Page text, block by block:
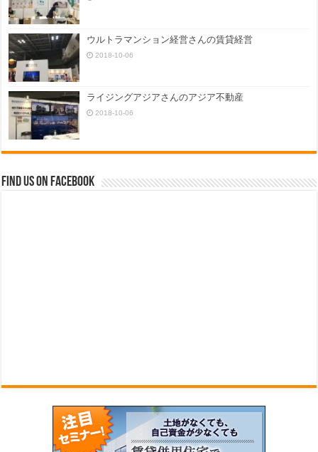
ウルトラマンション経営さんの賃貸経営
2018-10-06
ライジングアジアさんのアジア不動産
2018-10-06
Find us on Facebook